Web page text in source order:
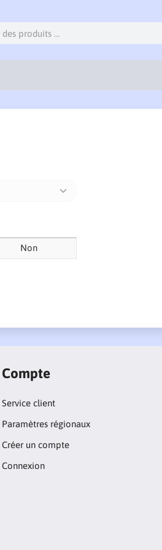
Non
Compte
Service client
Paramètres régionaux
Créer un compte
Connexion